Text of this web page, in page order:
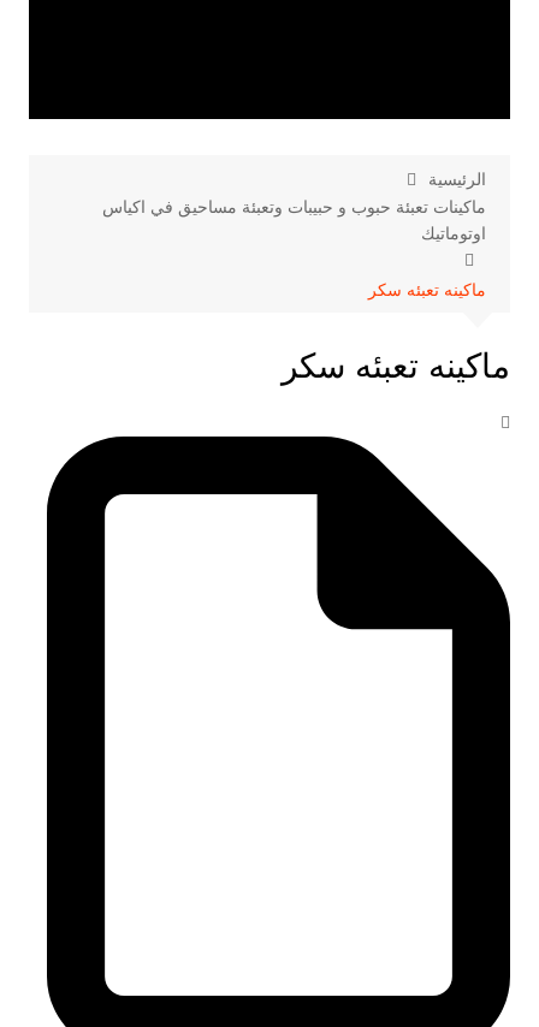
الرئيسية
ماكينات تعبئة حبوب و حبيبات وتعبئة مساحيق في اكياس
اوتوماتيك
ماكينه تعبئه سكر
ماكينه تعبئه سكر